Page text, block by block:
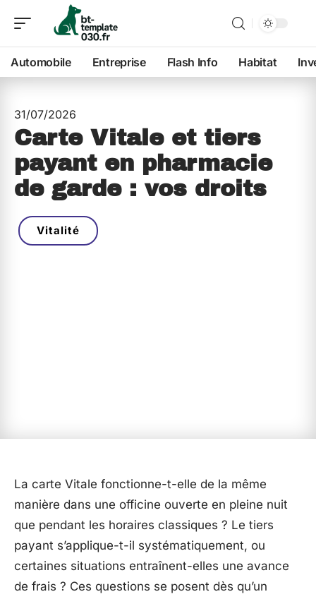
Automobile Entreprise Flash Info Habitat
31/07/2026
Carte Vitale et tiers
payant en pharmacie
de garde : vos droits
Vitalité
La carte Vitale fonctionne-t-elle de la même
manière dans une officine ouverte en pleine nuit
que pendant les horaires classiques ? Le tiers
payant s’applique-t-il systématiquement, ou
certaines situations entraînent-elles une avance
de frais ? Ces questions se posent dès qu’un